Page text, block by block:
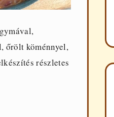
őrölt köménnyel,
részletes